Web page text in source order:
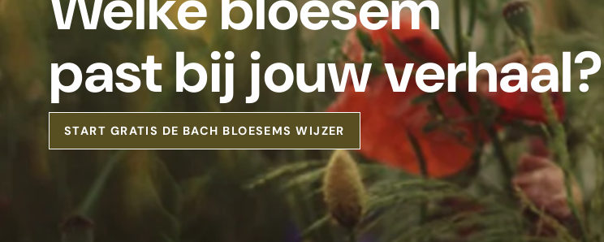
past bij jouw verhaal?
START GRATIS DE BACH BLOESEMS WIJZER